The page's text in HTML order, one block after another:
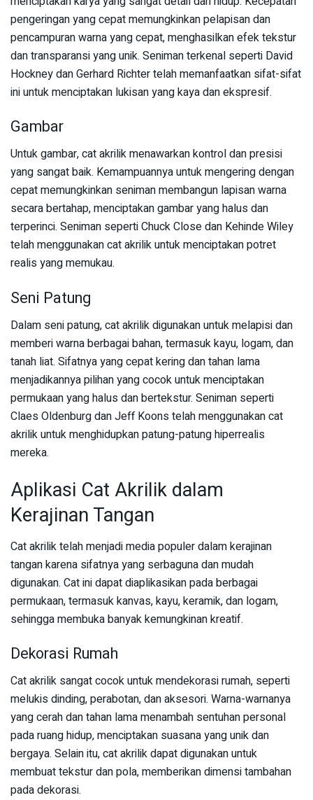
pengeringan yang cepat memungkinkan pelapisan dan
pencampuran warna yang cepat, menghasilkan efek tekstur
dan transparansi yang unik. Seniman terkenal seperti David
Hockney dan Gerhard Richter telah memanfaatkan sifat-sifat
ini untuk menciptakan lukisan yang kaya dan ekspresif.
Gambar
Untuk gambar, cat akrilik menawarkan kontrol dan presisi
yang sangat baik. Kemampuannya untuk mengering dengan
cepat memungkinkan seniman membangun lapisan warna
secara bertahap, menciptakan gambar yang halus dan
terperinci. Seniman seperti Chuck Close dan Kehinde Wiley
telah menggunakan cat akrilik untuk menciptakan potret
realis yang memukau.
Seni Patung
Dalam seni patung, cat akrilik digunakan untuk melapisi dan
memberi warna berbagai bahan, termasuk kayu, logam, dan
tanah liat. Sifatnya yang cepat kering dan tahan lama
menjadikannya pilihan yang cocok untuk menciptakan
permukaan yang halus dan bertekstur. Seniman seperti
Claes Oldenburg dan Jeff Koons telah menggunakan cat
akrilik untuk menghidupkan patung-patung hiperrealis
mereka.
Aplikasi Cat Akrilik dalam
Kerajinan Tangan
Cat akrilik telah menjadi media populer dalam kerajinan
tangan karena sifatnya yang serbaguna dan mudah
digunakan. Cat ini dapat diaplikasikan pada berbagai
permukaan, termasuk kanvas, kayu, keramik, dan logam,
sehingga membuka banyak kemungkinan kreatif.
Dekorasi Rumah
Cat akrilik sangat cocok untuk mendekorasi rumah, seperti
melukis dinding, perabotan, dan aksesori. Warna-warnanya
yang cerah dan tahan lama menambah sentuhan personal
pada ruang hidup, menciptakan suasana yang unik dan
bergaya. Selain itu, cat akrilik dapat digunakan untuk
membuat tekstur dan pola, memberikan dimensi tambahan
pada dekorasi.